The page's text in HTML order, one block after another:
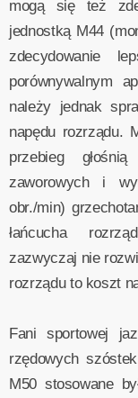
mogą się też
jednostką M44
zdecydowanie
porównywalnym
należy jednak
napędu rozrządu.
przebieg
zaworowych i
obr./min)
łańcucha
zazwyczaj nie
rozrządu to koszt
Fani sportowej
rzędowych
M50 stosowane